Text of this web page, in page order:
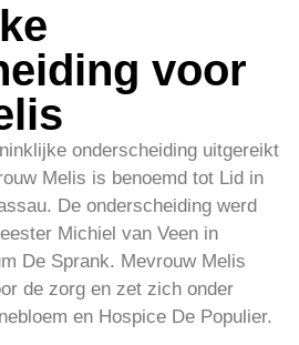
voor
onderscheiding uitgereikt
Melis is benoemd tot Lid in
De onderscheiding werd
Michiel van Veen in
De Sprank. Mevrouw Melis
de zorg en zet zich onder
en Hospice De Populier.